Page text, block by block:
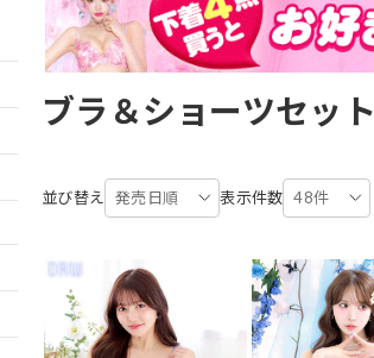
ブラ＆ショーツセット
並び替え 発売日順 表示件数 48件